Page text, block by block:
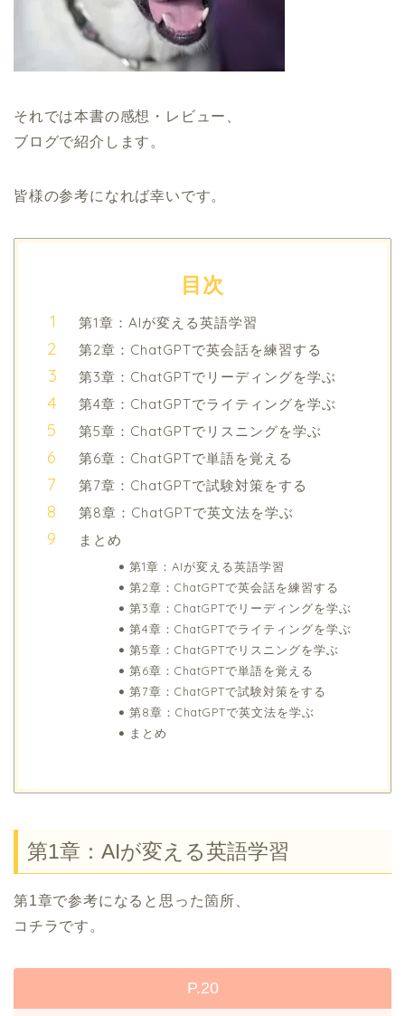
それでは本書の感想・レビュー、
ブログで紹介します。
皆様の参考になれば幸いです。
目次
第1章：AIが変える英語学習
第2章：ChatGPTで英会話を練習する
第3章：ChatGPTでリーディングを学ぶ
第4章：ChatGPTでライティングを学ぶ
第5章：ChatGPTでリスニングを学ぶ
第6章：ChatGPTで単語を覚える
第7章：ChatGPTで試験対策をする
第8章：ChatGPTで英文法を学ぶ
まとめ
第1章：AIが変える英語学習
第2章：ChatGPTで英会話を練習する
第3章：ChatGPTでリーディングを学ぶ
第4章：ChatGPTでライティングを学ぶ
第5章：ChatGPTでリスニングを学ぶ
第6章：ChatGPTで単語を覚える
第7章：ChatGPTで試験対策をする
第8章：ChatGPTで英文法を学ぶ
まとめ
第1章：AIが変える英語学習
第1章で参考になると思った箇所、
コチラです。
P.20